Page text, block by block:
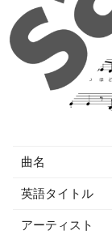
曲名
英語タイトル
アーティスト